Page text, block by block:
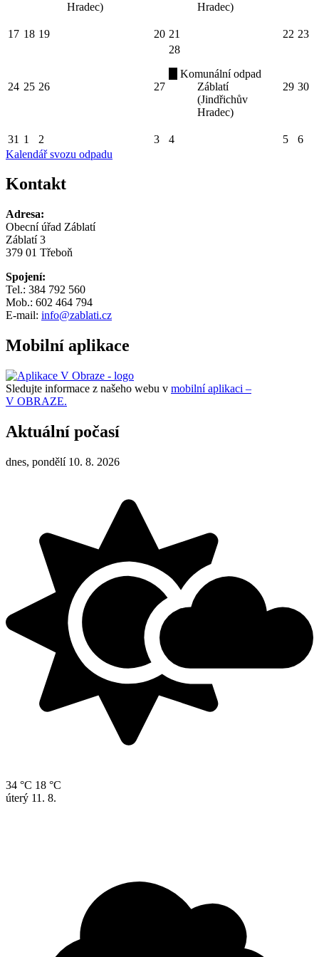
Hradec) Hradec)
17 18 19 20 21 22 23
24 25 26 27
28
Komunální odpad
Záblatí
(Jindřichův
Hradec)
29 30
31 1 2 3 4 5
6
Kalendář svozu odpadu
Kontakt
Adresa:
Obecní úřad Záblatí
Záblatí 3
379 01 Třeboň
Spojení:
Tel.: 384 792 560
Mob.: 602 464 794
E-mail: info@zablati.cz
Mobilní aplikace
Sledujte informace z našeho webu v mobilní aplikaci –
V OBRAZE.
Aktuální počasí
dnes, pondělí 10. 8. 2026
34 °C 18 °C
úterý 11. 8.